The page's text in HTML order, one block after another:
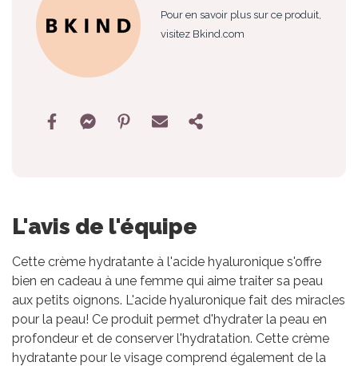
Pour en savoir plus sur ce produit,
visitez Bkind.com
L'avis de l'équipe
Cette crème hydratante à l'acide hyaluronique s'offre
bien en cadeau à une femme qui aime traiter sa peau
aux petits oignons. L'acide hyaluronique fait des miracles
pour la peau! Ce produit permet d'hydrater la peau en
profondeur et de conserver l'hydratation. Cette crème
hydratante pour le visage comprend également de la